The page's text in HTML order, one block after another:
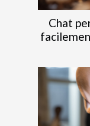
Chat